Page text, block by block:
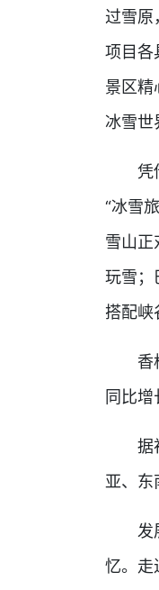
过雪原
项目各
景区精
冰雪世
凭
“冰雪
雪山正
玩雪；
搭配峡
香
同比增
据
亚、东
发
忆。走